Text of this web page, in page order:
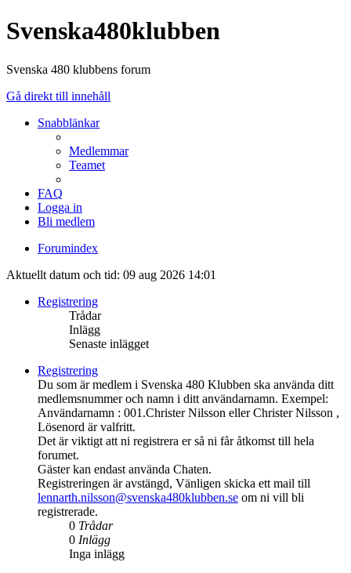
Svenska480klubben
Svenska 480 klubbens forum
Gå direkt till innehåll
Snabblänkar
Medlemmar
Teamet
FAQ
Logga in
Bli medlem
Forumindex
Aktuellt datum och tid: 09 aug 2026 14:01
Registrering
Trådar
Inlägg
Senaste inlägget
Registrering
Du som är medlem i Svenska 480 Klubben ska använda ditt
medlemsnummer och namn i ditt användarnamn. Exempel:
Användarnamn : 001.Christer Nilsson eller Christer Nilsson ,
Lösenord är valfritt.
Det är viktigt att ni registrera er så ni får åtkomst till hela
forumet.
Gäster kan endast använda Chaten.
Registreringen är avstängd, Vänligen skicka ett mail till
lennarth.nilsson@svenska480klubben.se om ni vill bli
registrerade.
0 Trådar
0 Inlägg
Inga inlägg